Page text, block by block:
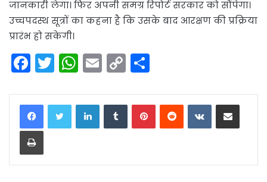
जानकारी लेगा। फिर अपनी समग्र रिपोर्ट सरकार को सौंपेगा।
उच्चपदस्थ सूत्रों का कहना है कि उसके बाद आरक्षण की प्रक्रिया
प्रारंभ हो सकेगी।
F
a
c
e
b
o
T
w
itt
er
W
h
a
ts
p
E
m
ai
l
C
o
p
y
n
ar
e
LinkedInTumblrPinterestReddit VKontakteShare via Email
Print